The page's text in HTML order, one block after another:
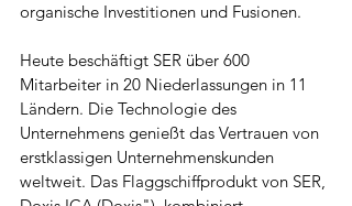
organische Investitionen und Fusionen.
Heute beschäftigt SER über 600
Mitarbeiter in 20 Niederlassungen in 11
Ländern. Die Technologie des
Unternehmens genießt das Vertrauen von
erstklassigen Unternehmenskunden
weltweit. Das Flaggschiffprodukt von SER,